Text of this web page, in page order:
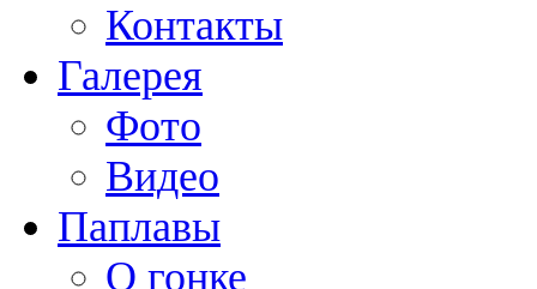
Контакты
Галерея
Фото
Видео
Паплавы
О гонке